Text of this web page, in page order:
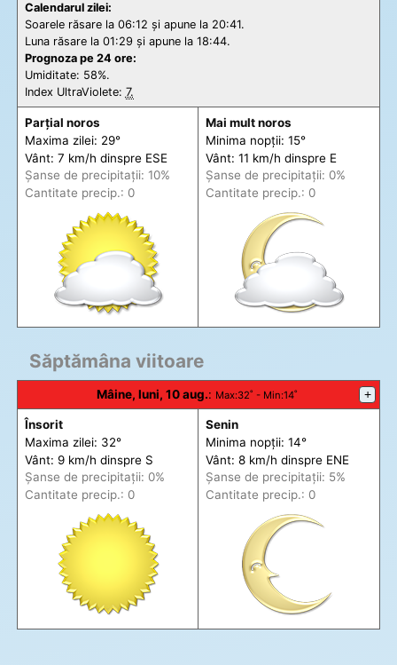
Calendarul zilei:
Soarele răsare la 06:12 și apune la 20:41.
Luna răsare la 01:29 și apune la 18:44.
Prognoza pe 24 ore:
Umiditate: 58%.
Index UltraViolete: 7.
Parțial noros
Maxima zilei: 29°
Vânt: 7 km/h dinspre ESE
Șanse de precipitații: 10%
Cantitate precip.: 0
Mai mult noros
Minima nopții: 15°
Vânt: 11 km/h dinspre E
Șanse de precipitații: 0%
Cantitate precip.: 0
Săptămâna viitoare
Mâine, luni, 10 aug.: Max:32˚ - Min:14˚ +
Însorit
Maxima zilei: 32°
Vânt: 9 km/h dinspre S
Șanse de precipitații: 0%
Cantitate precip.: 0
Senin
Minima nopții: 14°
Vânt: 8 km/h dinspre ENE
Șanse de precipitații: 5%
Cantitate precip.: 0